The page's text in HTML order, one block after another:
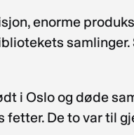
enorme
i Oslo og døde
fetter. De to var til